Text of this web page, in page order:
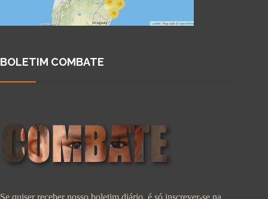
BOLETIM COMBATE
Se quiser receber nosso boletim diário, é só inscrever-se na